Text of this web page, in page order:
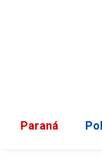
Paraná